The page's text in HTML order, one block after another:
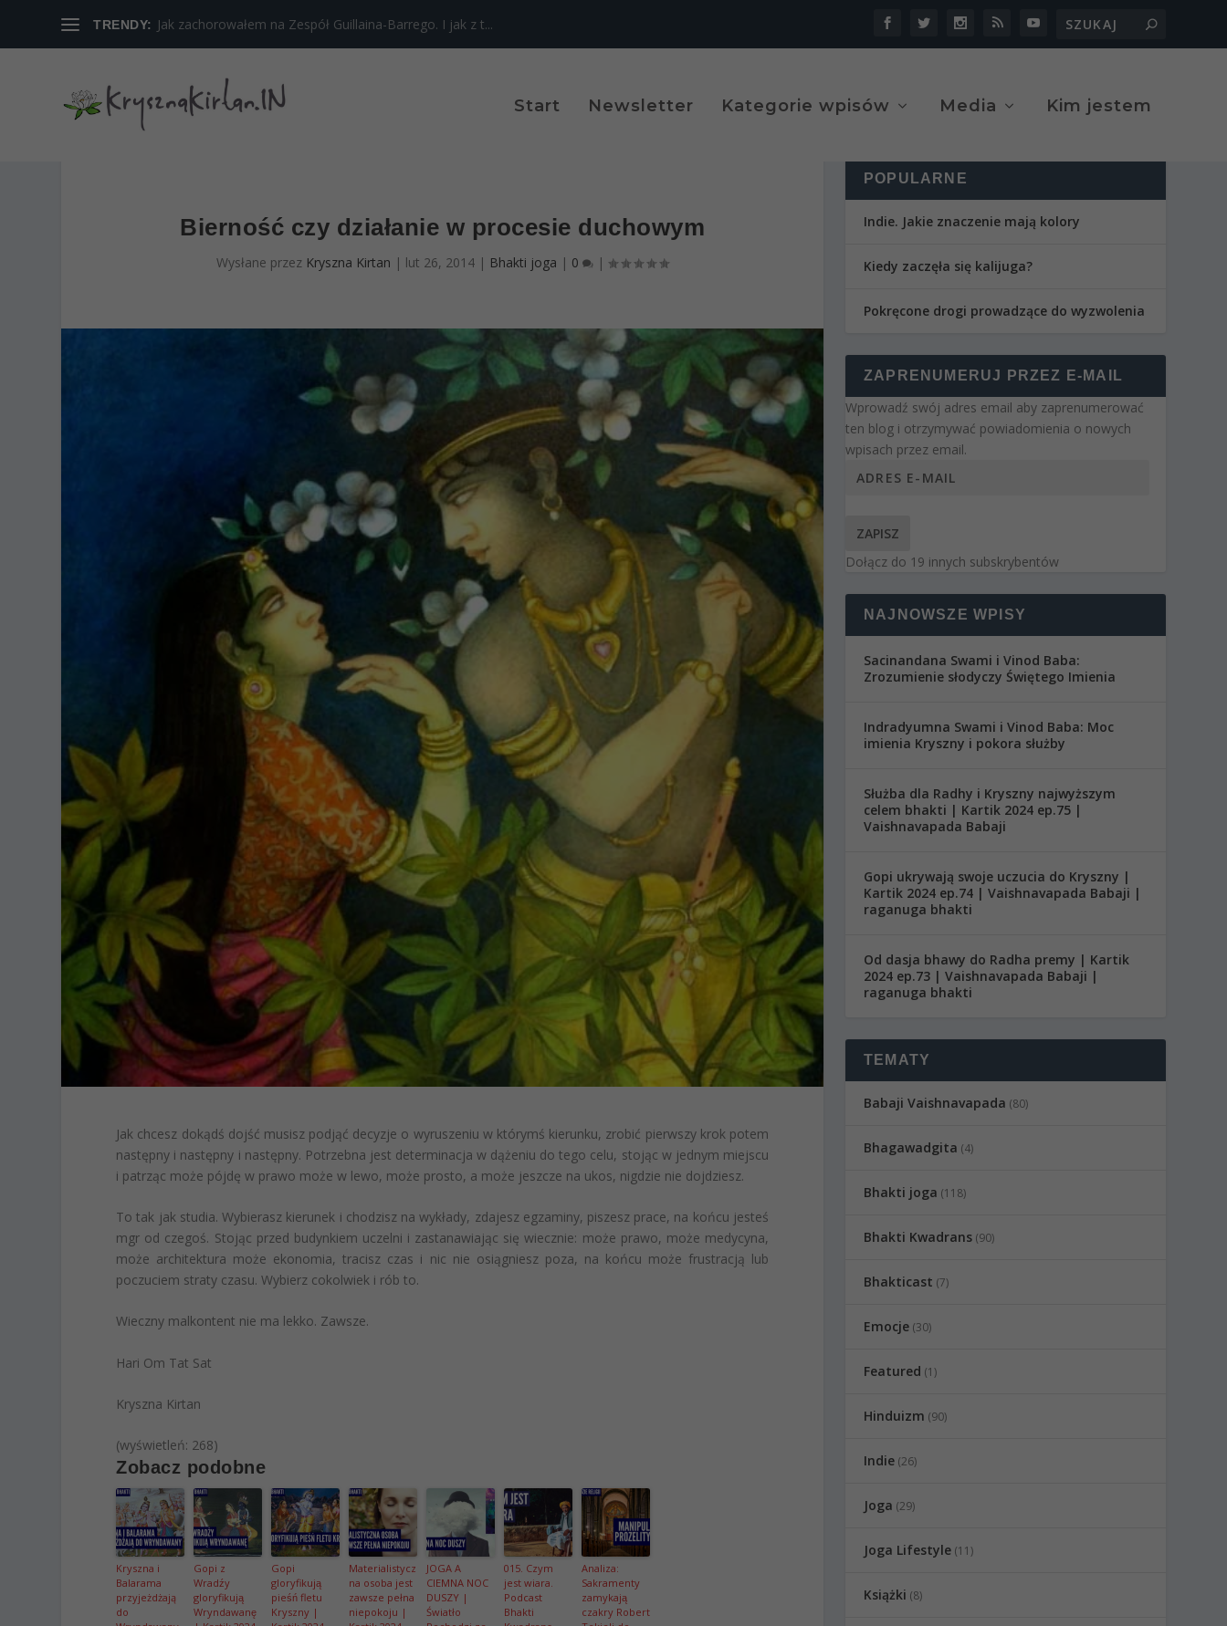
TRENDY: Jak zachorowałem na Zespół Guillaina-Barrego. I jak z t...
Start Newsletter Kategorie wpisów Media Kim jestem
Bierność czy działanie w procesie duchowym
Wysłane przez Kryszna Kirtan | lut 26, 2014 | Bhakti joga | 0 |
Jak chcesz dokądś dojść musisz podjąć decyzje o wyruszeniu w którymś kierunku, zrobić pierwszy krok potem
następny i następny i następny. Potrzebna jest determinacja w dążeniu do tego celu, stojąc w jednym miejscu
i patrząc może pójdę w prawo może w lewo, może prosto, a może jeszcze na ukos, nigdzie nie dojdziesz.
To tak jak studia. Wybierasz kierunek i chodzisz na wykłady, zdajesz egzaminy, piszesz prace, na końcu jesteś
mgr od czegoś. Stojąc przed budynkiem uczelni i zastanawiając się wiecznie: może prawo, może medycyna,
może architektura może ekonomia, tracisz czas i nic nie osiągniesz poza, na końcu może frustracją lub
poczuciem straty czasu. Wybierz cokolwiek i rób to.
Wieczny malkontent nie ma lekko. Zawsze.
Hari Om Tat Sat
Kryszna Kirtan
(wyświetleń: 268)
Zobacz podobne
Kryszna i
Balarama
przyjeżdżają
do
Gopi z
Wradźy
gloryfikują
Wryndawanę
Gopi
gloryfikują
pieśń fletu
Kryszny |
Materialistycz
na osoba jest
zawsze pełna
niepokoju |
JOGA A
CIEMNA NOC
DUSZY |
Światło
015. Czym
jest wiara.
Podcast
Bhakti
Analiza:
Sakramenty
zamykają
czakry Robert
POPULARNE
Indie. Jakie znaczenie mają kolory
Kiedy zaczęła się kalijuga?
Pokręcone drogi prowadzące do wyzwolenia
ZAPRENUMERUJ PRZEZ E-MAIL
Wprowadź swój adres email aby zaprenumerować
ten blog i otrzymywać powiadomienia o nowych
wpisach przez email.
ZAPISZ
Dołącz do 19 innych subskrybentów
NAJNOWSZE WPISY
Sacinandana Swami i Vinod Baba:
Zrozumienie słodyczy Świętego Imienia
Indradyumna Swami i Vinod Baba: Moc
imienia Kryszny i pokora służby
Służba dla Radhy i Kryszny najwyższym
celem bhakti | Kartik 2024 ep.75 |
Vaishnavapada Babaji
Gopi ukrywają swoje uczucia do Kryszny |
Kartik 2024 ep.74 | Vaishnavapada Babaji |
raganuga bhakti
Od dasja bhawy do Radha premy | Kartik
2024 ep.73 | Vaishnavapada Babaji |
raganuga bhakti
TEMATY
Babaji Vaishnavapada (80)
Bhagawadgita (4)
Bhakti joga (118)
Bhakti Kwadrans(90)
Bhakticast (7)
Emocje(30)
Featured (1)
Hinduizm (90)
Indie(26)
Joga (29)
Joga Lifestyle(11)
Książki (8)